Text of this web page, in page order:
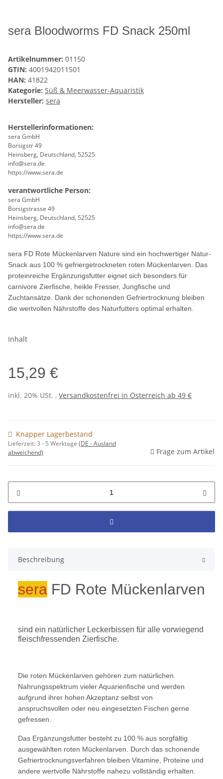
sera Bloodworms FD Snack 250ml
Artikelnummer: 01150
GTIN: 4001942011501
HAN: 41822
Kategorie: Süß & Meerwasser-Aquaristik
Hersteller: sera
Herstellerinformationen:
sera GmbH
Borsigstr 49
Heinsberg, Deutschland, 52525
info@sera.de
https://www.sera.de
verantwortliche Person:
sera GmbH
Borsigstrasse 49
Heinsberg, Deutschland, 52525
info@sera.de
https://www.sera.de
sera FD Rote Mückenlarven Nature sind ein hochwertiger Natur-
Snack aus 100 % gefriergetrockneten roten Mückenlarven. Das
proteinreiche Ergänzungsfutter eignet sich besonders für
carnivore Zierfische, heikle Fresser, Jungfische und
Zuchtansätze. Dank der schonenden Gefriertrocknung bleiben
die wertvollen Nährstoffe des Naturfutters optimal erhalten.
Inhalt
15,29 €
inkl. 20% USt. , Versandkostenfrei in Österreich ab 49 €
Knapper Lagerbestand
Lieferzeit:3 - 5 Werktage (DE - Ausland
abweichend)
Frage zum Artikel
Beschreibung
sera FD Rote Mückenlarven
sind ein natürlicher Leckerbissen für alle vorwiegend
fleischfressenden Zierfische.
Die roten Mückenlarven gehören zum natürlichen
Nahrungsspektrum vieler Aquarienfische und werden
aufgrund ihrer hohen Akzeptanz selbst von
anspruchsvollen oder neu eingesetzten Fischen gerne
gefressen.
Das Ergänzungsfutter besteht zu 100 % aus sorgfältig
ausgewählten roten Mückenlarven. Durch das schonende
Gefriertrocknungsverfahren bleiben Vitamine, Proteine und
andere wertvolle Nährstoffe nahezu vollständig erhalten.